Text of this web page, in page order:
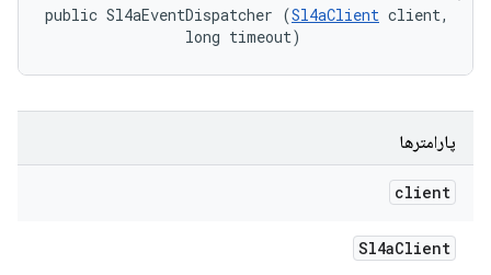
public Sl4aEventDispatcher (Sl4aClient client,
                long timeout)
پارامترها
client
Sl4aClient